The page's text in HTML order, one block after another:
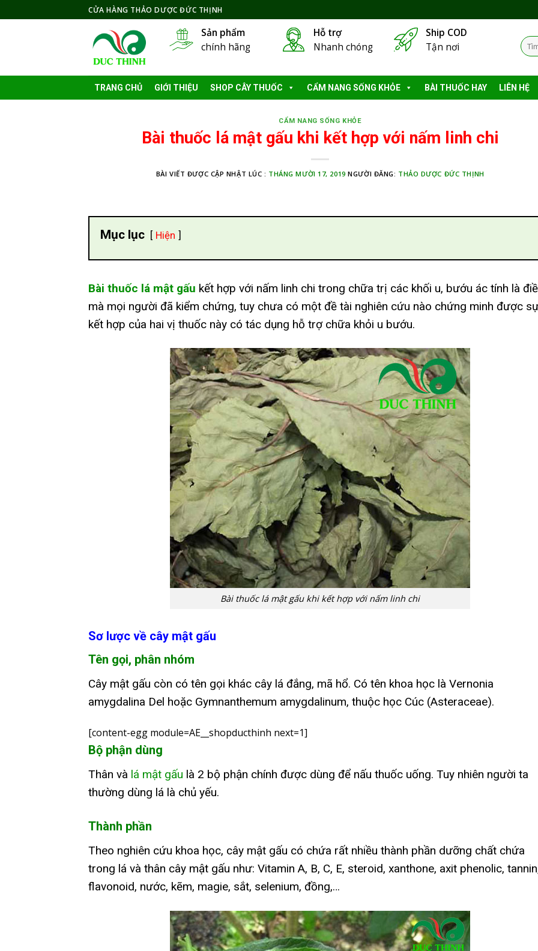
to
CỬA HÀNG THẢO DƯỢC ĐỨC THỊNH
Sản phẩm
chính hãng
Hỗ trợ
Nhanh chóng
Ship COD
Tận nơi
Tìm
kiếm:
TRANG CHỦ GIỚI THIỆU SHOP CÂY THUỐC CẨM NANG SỐNG KHỎE BÀI THUỐC HAY LIÊN HỆ
CẨM NANG SỐNG KHỎE
Bài thuốc lá mật gấu khi kết hợp với nấm linh chi
BÀI VIẾT ĐƯỢC CẬP NHẬT LÚC : THÁNG MƯỜI 17, 2019 NGƯỜI ĐĂNG: THẢO DƯỢC ĐỨC THỊNH
Mục lục Hiện
Bài thuốc lá mật gấu kết hợp với nấm linh chi trong chữa trị các khối u, bướu ác tính là
mà mọi người đã kiểm chứng, tuy chưa có một đề tài nghiên cứu nào chứng minh được
kết hợp của hai vị thuốc này có tác dụng hỗ trợ chữa khỏi u bướu.
Bài thuốc lá mật gấu khi kết hợp với nấm linh chi
Sơ lược về cây mật gấu
Tên gọi, phân nhóm
Cây mật gấu còn có tên gọi khác cây lá đắng, mã hổ. Có tên khoa học là Vernonia
amygdalina Del hoặc Gymnanthemum amygdalinum, thuộc học Cúc (Asteraceae).
[content-egg module=AE__shopducthinh next=1]
Bộ phận dùng
Thân và lá mật gấu là 2 bộ phận chính được dùng để nấu thuốc uống. Tuy nhiên người ta
thường dùng lá là chủ yếu.
Thành phần
Theo nghiên cứu khoa học, cây mật gấu có chứa rất nhiều thành phần dưỡng chất chứa
trong lá và thân cây mật gấu như: Vitamin A, B, C, E, steroid, xanthone, axit phenolic,
flavonoid, nước, kẽm, magie, sắt, selenium, đồng,…